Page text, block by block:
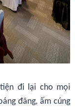
đi lại cho mọi
đãng, ấm cúng